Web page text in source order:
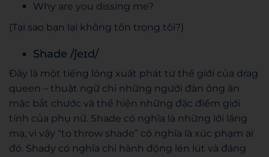
Why are you dissing me?
(Tại sao bạn lại không tôn trọng tôi?)
Shade /ʃeɪd/
Đây là một tiếng lóng xuất phát từ thế giới của drag
queen – thuật ngữ chỉ những người đàn ông ăn
mặc bắt chước và thể hiện những đặc điểm giới
tính của phụ nữ. Shade có nghĩa là những lời lăng
mạ, vì vậy “to throw shade” có nghĩa là xúc phạm ai
đó. Shady có nghĩa chỉ hành động lén lút và đáng